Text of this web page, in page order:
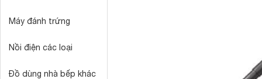
Máy đánh trứng
Nồi điện các loại
Đồ dùng nhà bếp khác